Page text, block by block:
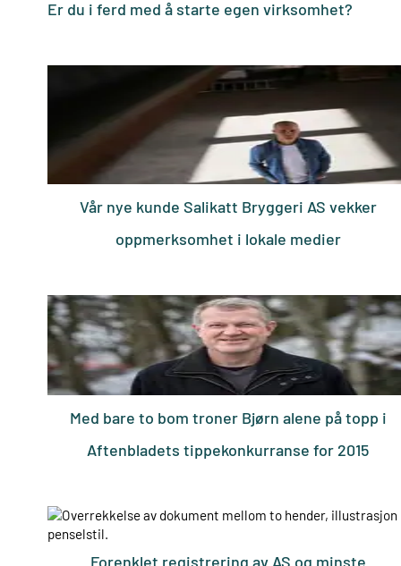
Er du i ferd med å starte egen virksomhet?
Vår nye kunde Salikatt Bryggeri AS vekker
oppmerksomhet i lokale medier
Med bare to bom troner Bjørn alene på topp i
Aftenbladets tippekonkurranse for 2015
Forenklet registrering av AS og minste